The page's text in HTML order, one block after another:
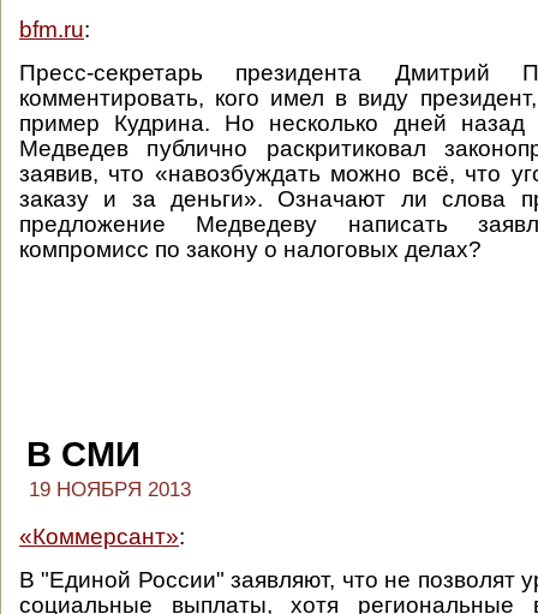
bfm.ru:
Пресс-секретарь президента Дмитрий
комментировать, кого имел в виду
пример Кудрина. Но несколько дней
Медведев публично раскритиковал
заявив, что «навозбуждать можно всё, что
заказу и за деньги». Означают ли слова
предложение Медведеву написать
компромисс по закону о налоговых делах?
В СМИ
19 НОЯБРЯ 2013
«Коммерсант»:
В "Единой России" заявляют, что не позволят
социальные выплаты, хотя региональные